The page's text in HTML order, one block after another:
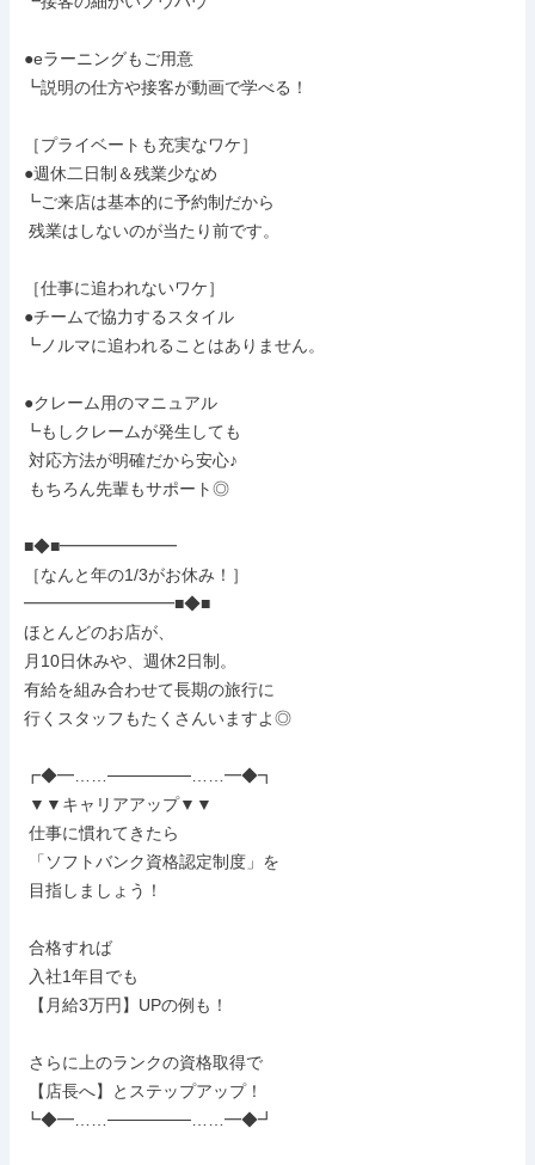
●eラーニングもご用意
┗説明の仕方や接客が動画で学べる！
［プライベートも充実なワケ］
●週休二日制＆残業少なめ
┗ご来店は基本的に予約制だから
［仕事に追われないワケ］
●チームで協力するスタイル
┗ノルマに追われることはありません。
●クレーム用のマニュアル
┗もしクレームが発生しても
■◆■━━━━━━━
［なんと年の1/3がお休み！］
━━━━━━━━━■◆■
ほとんどのお店が、
月10日休みや、週休2日制。
有給を組み合わせて長期の旅行に
行くスタッフもたくさんいますよ◎
┏◆━……───────……━◆┓
┗◆━……───────……━◆┛